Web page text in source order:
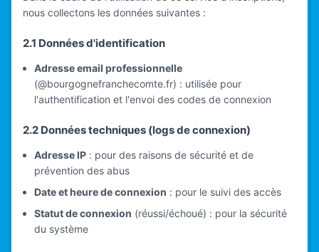
nous collectons les données suivantes :
2.1 Données d'identification
Adresse email professionnelle
(@bourgognefranchecomte.fr) : utilisée pour
l'authentification et l'envoi des codes de connexion
2.2 Données techniques (logs de connexion)
Adresse IP : pour des raisons de sécurité et de
prévention des abus
Date et heure de connexion : pour le suivi des accès
Statut de connexion (réussi/échoué) : pour la sécurité
du système